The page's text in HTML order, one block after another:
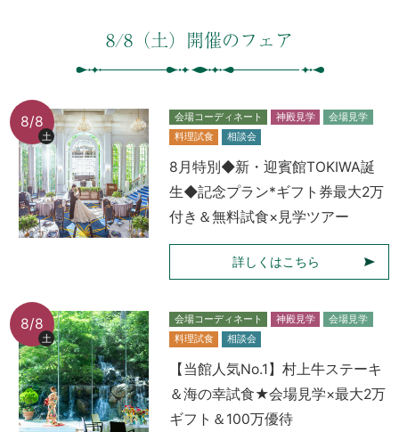
8/8（土）開催のフェア
8/8
土
会場コーディネート 神殿見学
会場見学
料理試食
相談会
8月特別◆新・迎賓館TOKIWA誕
生◆記念プラン*ギフト券最大2万
付き＆無料試食×見学ツアー
詳しくはこちら
8/8
土
会場コーディネート 神殿見学
会場見学
料理試食
相談会
【当館人気No.1】村上牛ステーキ
＆海の幸試食★会場見学×最大2万
ギフト＆100万優待